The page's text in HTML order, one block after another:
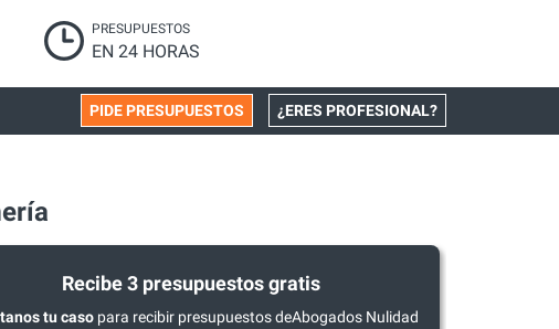
PRESUPUESTOS
EN 24 HORAS
¿ERES PROFESIONAL?
PIDE PRESUPUESTOS
Recibe 3 presupuestos gratis
tu caso para recibir presupuestos deAbogados Nulidad